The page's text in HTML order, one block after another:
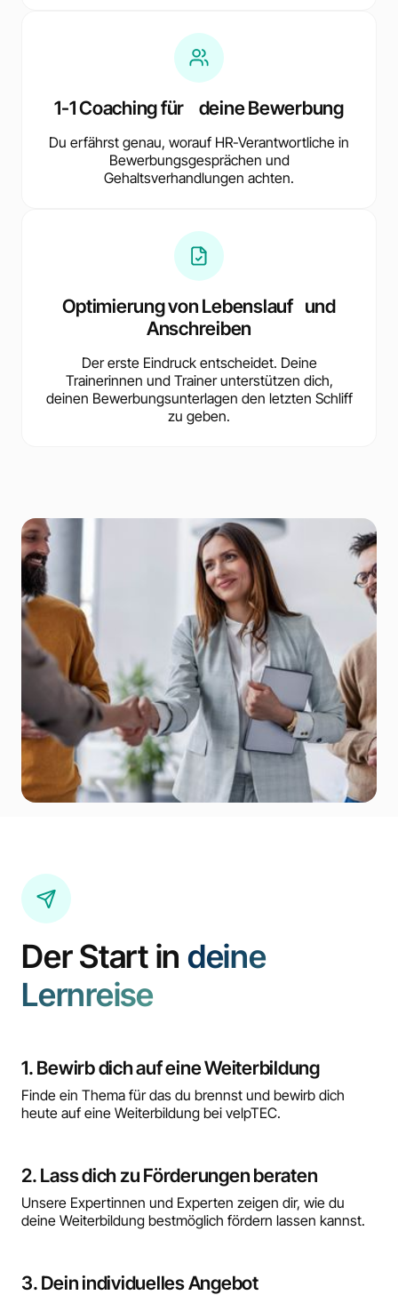
1-1 Coaching für deine Bewerbung
Du erfährst genau, worauf HR-Verantwortliche in
Bewerbungsgesprächen und
Gehaltsverhandlungen achten.
Optimierung von Lebenslauf und
Anschreiben
Der erste Eindruck entscheidet. Deine
Trainerinnen und Trainer unterstützen dich,
deinen Bewerbungsunterlagen den letzten Schliff
zu geben.
Der Start in deine
Lernreise
1. Bewirb dich auf eine Weiterbildung
Finde ein Thema für das du brennst und bewirb dich
heute auf eine Weiterbildung bei velpTEC.
2. Lass dich zu Förderungen beraten
Unsere Expertinnen und Experten zeigen dir, wie du
deine Weiterbildung bestmöglich fördern lassen kannst.
3. Dein individuelles Angebot